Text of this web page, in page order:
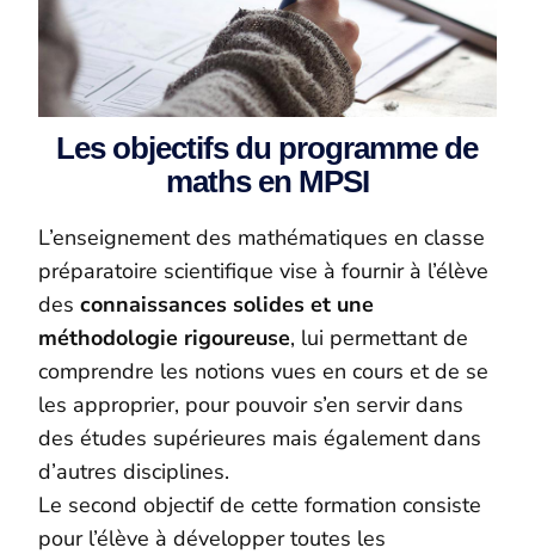
Les objectifs du programme de
maths en MPSI
L’enseignement des mathématiques en classe
préparatoire scientifique vise à fournir à l’élève
desconnaissances solides et une
méthodologie rigoureuse, lui permettant de
comprendre les notions vues en cours et de se
les approprier, pour pouvoir s’en servir dans
des études supérieures mais également dans
d’autres disciplines.
Le second objectif de cette formation consiste
pour l’élève à développer toutes les